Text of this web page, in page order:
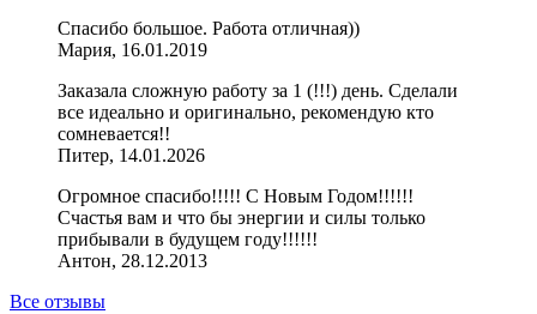
Спасибо большое. Работа отличная))
Мария, 16.01.2019
Заказала сложную работу за 1 (!!!) день. Сделали
все идеально и оригинально, рекомендую кто
сомневается!!
Питер, 14.01.2026
Огромное спасибо!!!!! С Новым Годом!!!!!!
Счастья вам и что бы энергии и силы только
прибывали в будущем году!!!!!!
Антон, 28.12.2013
Все отзывы